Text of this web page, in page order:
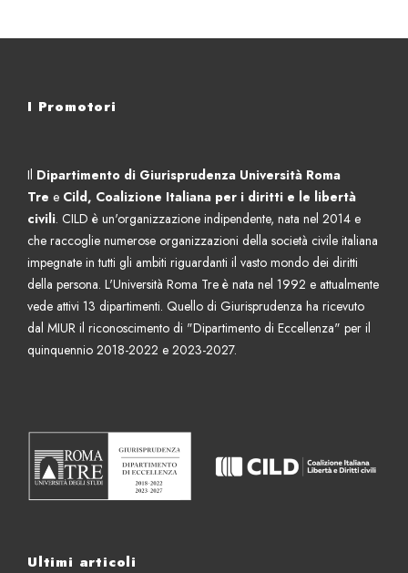
I Promotori
Il Dipartimento di Giurisprudenza Università Roma
Tre e Cild, Coalizione Italiana per i diritti e le libertà
civili. CILD è un'organizzazione indipendente, nata nel 2014 e
che raccoglie numerose organizzazioni della società civile italiana
impegnate in tutti gli ambiti riguardanti il vasto mondo dei diritti
della persona. L'Università Roma Tre è nata nel 1992 e attualmente
vede attivi 13 dipartimenti. Quello di Giurisprudenza ha ricevuto
dal MIUR il riconoscimento di "Dipartimento di Eccellenza" per il
quinquennio 2018-2022 e 2023-2027.
Ultimi articoli